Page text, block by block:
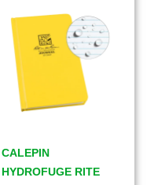
CALEPIN
HYDROFUGE RITE